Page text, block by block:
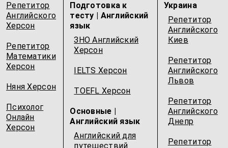
Репетитор
Английского
Херсон
Репетитор
Математики
Херсон
Няня Херсон
Психолог
Онлайн
Херсон
Подготовка к
тесту | Английский
язык
ЗНО Английский
Херсон
IELTS Херсон
TOEFL Херсон
Основные |
Английский язык
Английский для
путешествий
Украина
Репетитор
Английского
Киев
Репетитор
Английского
Львов
Репетитор
Английского
Днепр
Репетитор